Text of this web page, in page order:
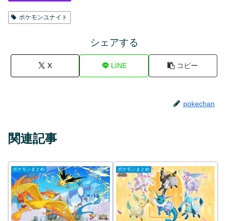
ポケモンユナイト
シェアする
X LINE コピー
pokechan
関連記事
ポケモンまとめ ポケモンまとめ